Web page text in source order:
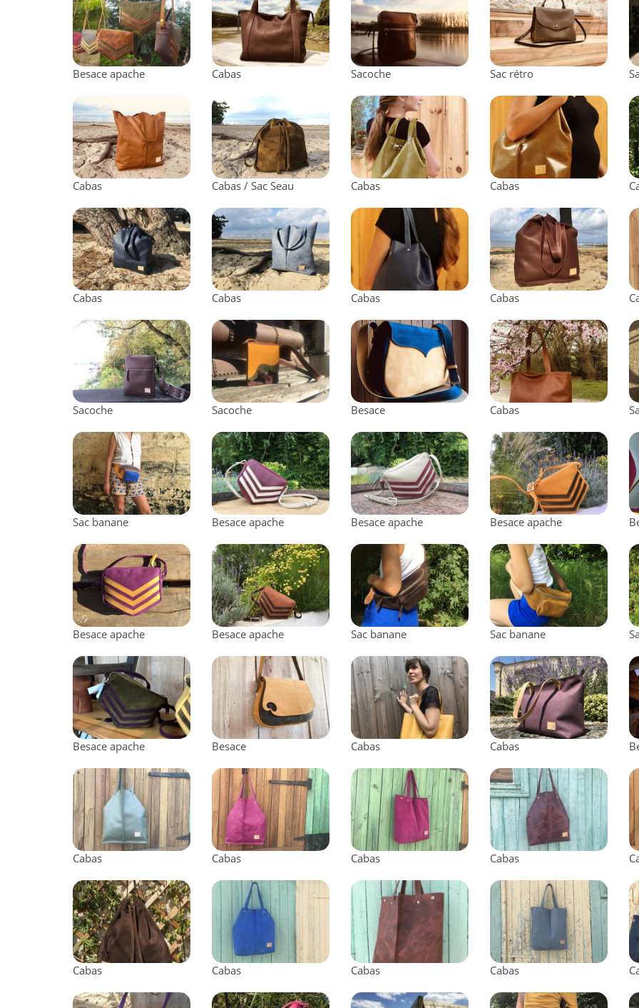
Besace apache Cabas Sacoche Sac rétro
Cabas Cabas / Sac Seau Cabas Cabas
Cabas Cabas Cabas Cabas
Sacoche Sacoche Besace Cabas
Sac banane Besace apache Besace apache Besace apache
Besace apache Besace apache Sac banane Sac banane
Besace apache Besace Cabas Cabas
Cabas Cabas Cabas Cabas
Cabas Cabas Cabas Cabas